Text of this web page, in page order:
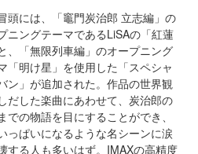
頭には、「竈門炭治郎 立志編」の
ニングテーマであるLiSAの「紅蓮
、「無限列車編」のオープニング
「明け星」を使用した「スペシャ
ン」が追加された。作品の世界観
だした楽曲にあわせて、炭治郎の
での物語を目にすることができ、
っぱいになるような名シーンに涙
する人も多いはず。IMAXの高精度